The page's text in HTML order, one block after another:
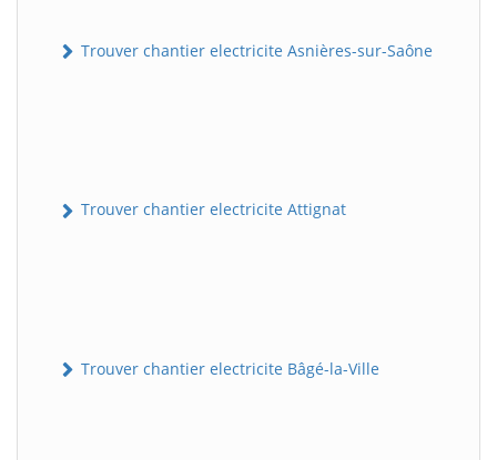
Trouver chantier electricite Asnières-sur-Saône
Trouver chantier electricite Attignat
Trouver chantier electricite Bâgé-la-Ville